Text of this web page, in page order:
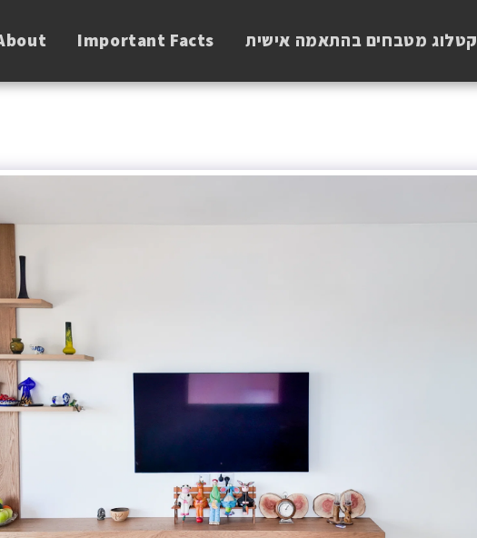
Important Facts קטלוג מטבחים בהתאמה אישית